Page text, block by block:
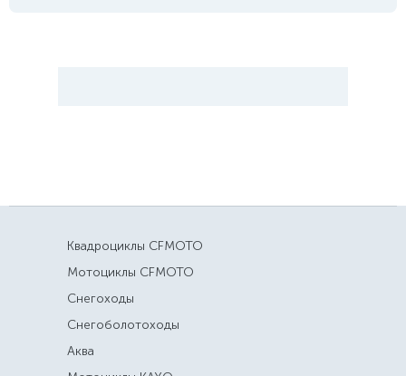
Квадроциклы CFMOTO
Мотоциклы CFMOTO
Снегоходы
Снегоболотоходы
Аква